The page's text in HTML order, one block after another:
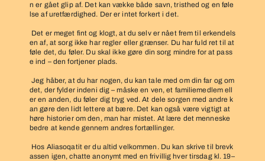
n er gået glip af. Det kan vække både savn, tristhed og en føle
lse af uretfærdighed. Der er intet forkert i det.
Det er meget fint og klogt, at du selv er nået frem til erkendels
en af, at sorg ikke har regler eller grænser. Du har fuld ret til at
føle det, du føler. Du skal ikke gøre din sorg mindre for at pass
e ind – den fortjener plads.
Jeg håber, at du har nogen, du kan tale med om din far og om
det, der fylder indeni dig – måske en ven, et familiemedlem ell
er en anden, du føler dig tryg ved. At dele sorgen med andre k
an gøre den lidt lettere at bære. Det kan også være vigtigt at
høre historier om den, man har mistet. At lære det menneske
bedre at kende gennem andres fortællinger.
Hos Aliasoqatit er du altid velkommen. Du kan skrive til brevk
assen igen, chatte anonymt med en frivillig hver tirsdag kl. 19–